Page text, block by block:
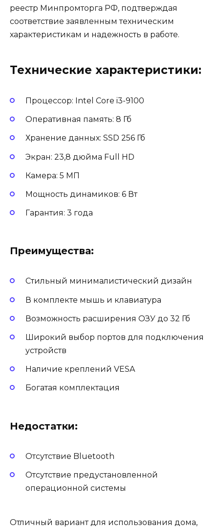
реестр Минпромторга РФ, подтверждая
соответствие заявленным техническим
характеристикам и надежность в работе.
Технические характеристики:
Процессор: Intel Core i3-9100
Оперативная память: 8 Гб
Хранение данных: SSD 256 Гб
Экран: 23,8 дюйма Full HD
Камера: 5 МП
Мощность динамиков: 6 Вт
Гарантия: 3 года
Преимущества:
Стильный минималистический дизайн
В комплекте мышь и клавиатура
Возможность расширения ОЗУ до 32 Гб
Широкий выбор портов для подключения
устройств
Наличие креплений VESA
Богатая комплектация
Недостатки:
Отсутствие Bluetooth
Отсутствие предустановленной
операционной системы
Отличный вариант для использования дома,